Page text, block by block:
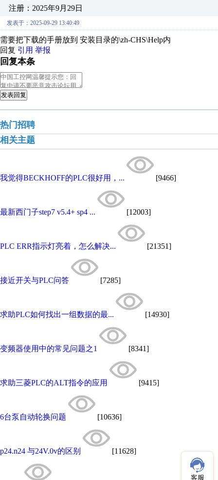
注册：2025年9月29日
发表于：2025-09-29 13:40:49
需要把下载的手册放到 安装目录的\zh-CHS\Help内
回复 引用 举报
回复本条
发表回复
热门招聘
相关主题
我觉得BECKHOFF的PLC很好用，... [9466]
最新西门子step7 v5.4+ sp4 ... [12003]
PLC ERR指示灯亮着，怎么解决... [21351]
接近开关与PLC问答 [7285]
求助PLC如何找出一组数据的最... [14930]
变频器使用中的常见问题之1 [8341]
求助三菱PLC的ALT指令的应用 [9415]
6台泵自动轮换问题 [10636]
p24.n24 与24V.0v的区别 [11628]
客服